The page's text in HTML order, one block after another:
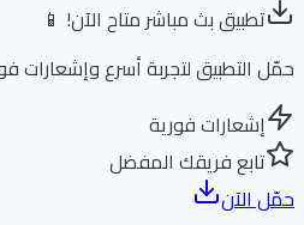
تطبيق بث مباشر متاح الآن! 📱
التطبيق لتجربة أسرع وإشعارات فورية
إشعارات فورية
تابع فريقك المفضل
الآن